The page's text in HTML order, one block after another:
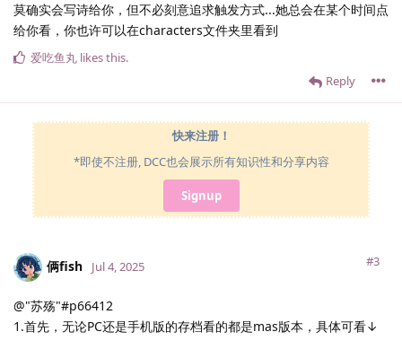
莫确实会写诗给你，但不必刻意追求触发方式...她总会在某个时间点
给你看，你也许可以在characters文件夹里看到
Reply
爱吃鱼丸 likes this.
快来注册！
*即使不注册, DCC也会展示所有知识性和分享内容
Signup
俩fish #3
Jul 4, 2025
@"苏殇"#p66412
1.首先，无论PC还是手机版的存档看的都是mas版本，具体可看↓